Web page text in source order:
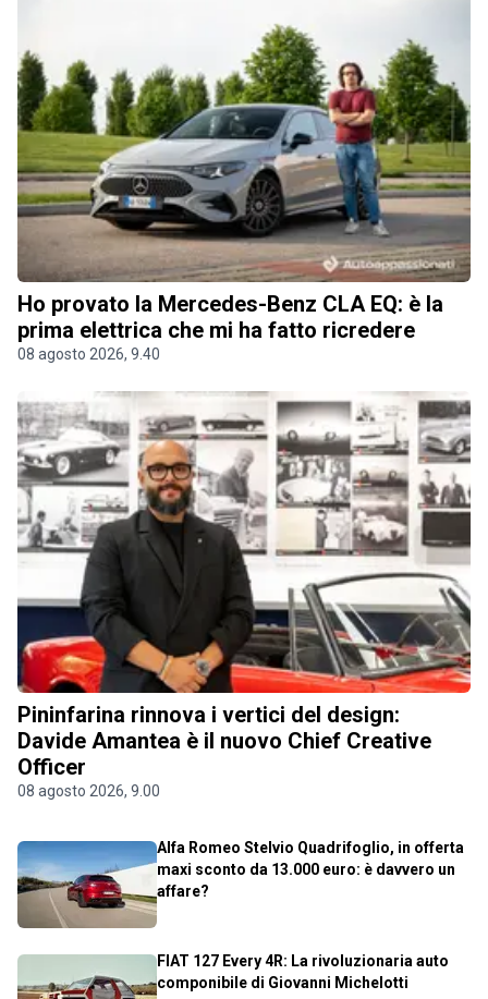
Ho provato la Mercedes-Benz CLA EQ: è la
prima elettrica che mi ha fatto ricredere
08 agosto 2026, 9.40
Pininfarina rinnova i vertici del design:
Davide Amantea è il nuovo Chief Creative
Officer
08 agosto 2026, 9.00
Alfa Romeo Stelvio Quadrifoglio, in offerta
maxi sconto da 13.000 euro: è davvero un
affare?
FIAT 127 Every 4R: La rivoluzionaria auto
componibile di Giovanni Michelotti